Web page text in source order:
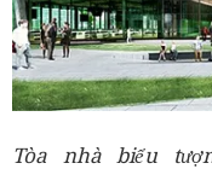
Tòa nhà biểu